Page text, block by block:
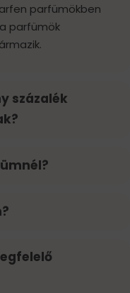
parfümökben
parfümök
százalék